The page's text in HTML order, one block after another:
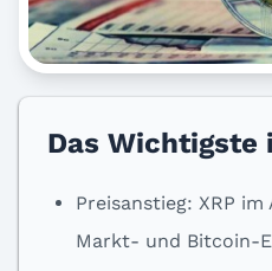
Das Wichtigste
Preisanstieg: XRP
Markt- und Bitcoin-